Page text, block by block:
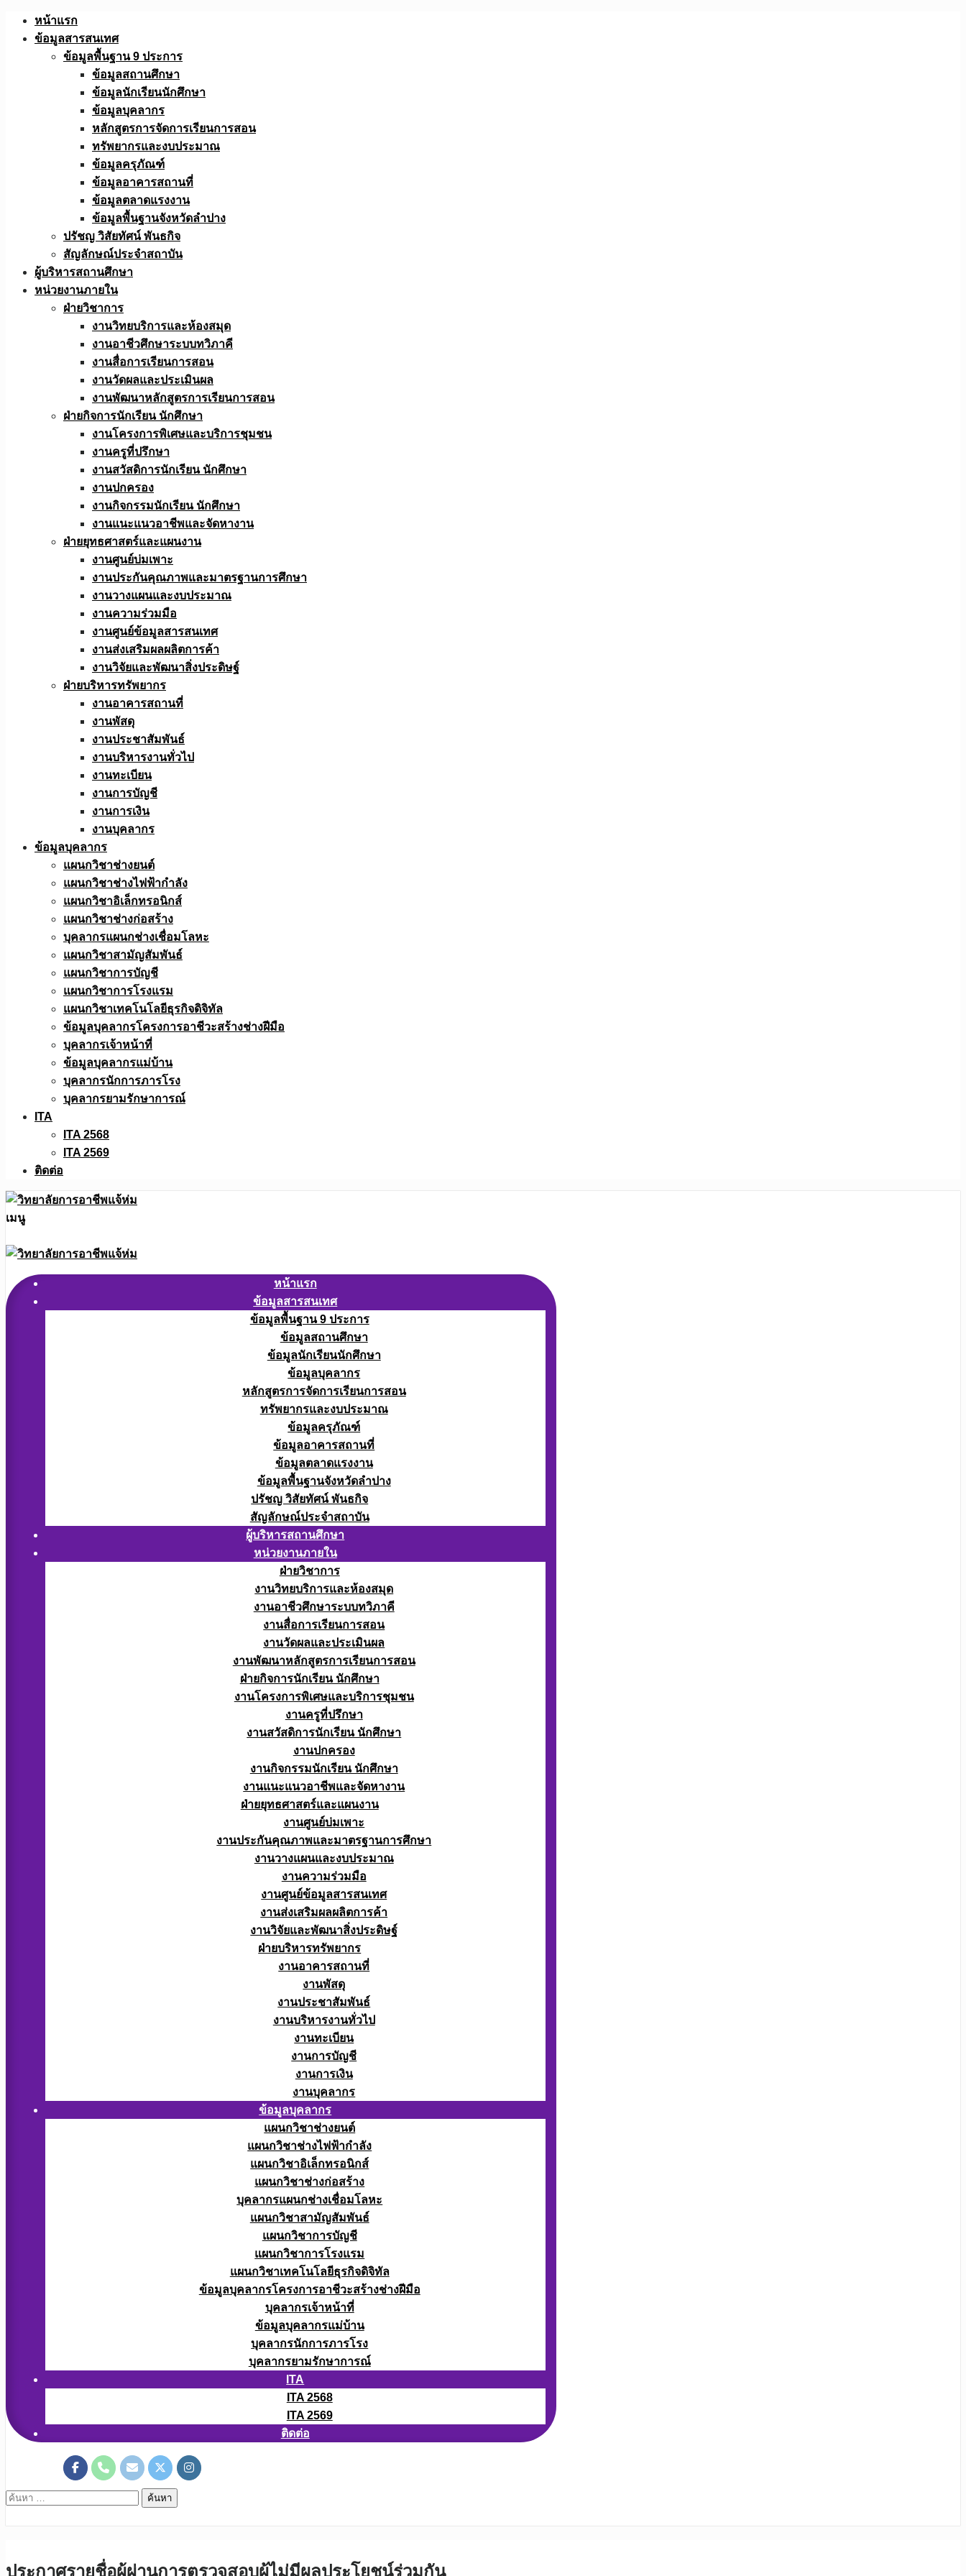
Skip
หน้าแรก
ข้อมูลสารสนเทศ
ข้อมูลพื้นฐาน 9 ประการ
ข้อมูลสถานศึกษา
ข้อมูลนักเรียนนักศึกษา
ข้อมูลบุคลากร
หลักสูตรการจัดการเรียนการสอน
ทรัพยากรและงบประมาณ
ข้อมูลครุภัณฑ์
ข้อมูลอาคารสถานที่
ข้อมูลตลาดแรงงาน
ข้อมูลพื้นฐานจังหวัดลำปาง
ปรัชญ วิสัยทัศน์ พันธกิจ
สัญลักษณ์ประจำสถาบัน
ผู้บริหารสถานศึกษา
หน่วยงานภายใน
ฝ่ายวิชาการ
งานวิทยบริการและห้องสมุด
งานอาชีวศึกษาระบบทวิภาคี
งานสื่อการเรียนการสอน
งานวัดผลและประเมินผล
งานพัฒนาหลักสูตรการเรียนการสอน
ฝ่ายกิจการนักเรียน นักศึกษา
งานโครงการพิเศษและบริการชุมชน
งานครูที่ปรึกษา
งานสวัสดิการนักเรียน นักศึกษา
งานปกครอง
งานกิจกรรมนักเรียน นักศึกษา
งานแนะแนวอาชีพและจัดหางาน
ฝ่ายยุทธศาสตร์และแผนงาน
งานศูนย์บ่มเพาะ
งานประกันคุณภาพและมาตรฐานการศึกษา
งานวางแผนและงบประมาณ
งานความร่วมมือ
งานศูนย์ข้อมูลสารสนเทศ
งานส่งเสริมผลผลิตการค้า
งานวิจัยและพัฒนาสิ่งประดิษฐ์
ฝ่ายบริหารทรัพยากร
งานอาคารสถานที่
งานพัสดุ
งานประชาสัมพันธ์
งานบริหารงานทั่วไป
งานทะเบียน
งานการบัญชี
งานการเงิน
งานบุคลากร
ข้อมูลบุคลากร
แผนกวิชาช่างยนต์
แผนกวิชาช่างไฟฟ้ากำลัง
แผนกวิชาอิเล็กทรอนิกส์
แผนกวิชาช่างก่อสร้าง
บุคลากรแผนกช่างเชื่อมโลหะ
แผนกวิชาสามัญสัมพันธ์
แผนกวิชาการบัญชี
แผนกวิชาการโรงแรม
แผนกวิชาเทคโนโลยีธุรกิจดิจิทัล
ข้อมูลบุคลากรโครงการอาชีวะสร้างช่างฝีมือ
บุคลากรเจ้าหน้าที่
ข้อมูลบุคลากรแม่บ้าน
บุคลากรนักการภารโรง
บุคลากรยามรักษาการณ์
ITA
ITA 2568
ITA 2569
ติดต่อ
เมนู
หน้าแรก
ข้อมูลสารสนเทศ
ข้อมูลพื้นฐาน 9 ประการ
ข้อมูลสถานศึกษา
ข้อมูลนักเรียนนักศึกษา
ข้อมูลบุคลากร
หลักสูตรการจัดการเรียนการสอน
ทรัพยากรและงบประมาณ
ข้อมูลครุภัณฑ์
ข้อมูลอาคารสถานที่
ข้อมูลตลาดแรงงาน
ข้อมูลพื้นฐานจังหวัดลำปาง
ปรัชญ วิสัยทัศน์ พันธกิจ
สัญลักษณ์ประจำสถาบัน
ผู้บริหารสถานศึกษา
หน่วยงานภายใน
ฝ่ายวิชาการ
งานวิทยบริการและห้องสมุด
งานอาชีวศึกษาระบบทวิภาคี
งานสื่อการเรียนการสอน
งานวัดผลและประเมินผล
งานพัฒนาหลักสูตรการเรียนการสอน
ฝ่ายกิจการนักเรียน นักศึกษา
งานโครงการพิเศษและบริการชุมชน
งานครูที่ปรึกษา
งานสวัสดิการนักเรียน นักศึกษา
งานปกครอง
งานกิจกรรมนักเรียน นักศึกษา
งานแนะแนวอาชีพและจัดหางาน
ฝ่ายยุทธศาสตร์และแผนงาน
งานศูนย์บ่มเพาะ
งานประกันคุณภาพและมาตรฐานการศึกษา
งานวางแผนและงบประมาณ
งานความร่วมมือ
งานศูนย์ข้อมูลสารสนเทศ
งานส่งเสริมผลผลิตการค้า
งานวิจัยและพัฒนาสิ่งประดิษฐ์
ฝ่ายบริหารทรัพยากร
งานอาคารสถานที่
งานพัสดุ
งานประชาสัมพันธ์
งานบริหารงานทั่วไป
งานทะเบียน
งานการบัญชี
งานการเงิน
งานบุคลากร
ข้อมูลบุคลากร
แผนกวิชาช่างยนต์
แผนกวิชาช่างไฟฟ้ากำลัง
แผนกวิชาอิเล็กทรอนิกส์
แผนกวิชาช่างก่อสร้าง
บุคลากรแผนกช่างเชื่อมโลหะ
แผนกวิชาสามัญสัมพันธ์
แผนกวิชาการบัญชี
แผนกวิชาการโรงแรม
แผนกวิชาเทคโนโลยีธุรกิจดิจิทัล
ข้อมูลบุคลากรโครงการอาชีวะสร้างช่างฝีมือ
บุคลากรเจ้าหน้าที่
ข้อมูลบุคลากรแม่บ้าน
บุคลากรนักการภารโรง
บุคลากรยามรักษาการณ์
ITA
ITA 2568
ITA 2569
ติดต่อ
ค้นหา
ประกาศรายชื่อผู้ผ่านการตรวจสอบผู้ไม่มีผลประโยชน์ร่วมกัน